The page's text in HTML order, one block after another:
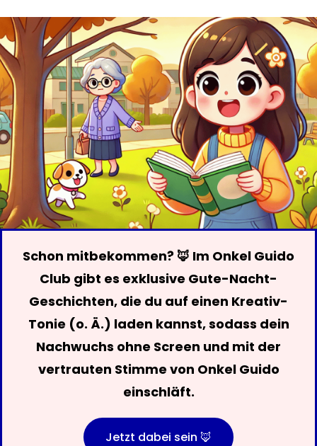
Schon mitbekommen? 🦊 Im Onkel Guido
Club gibt es exklusive Gute-Nacht-
Geschichten, die du auf einen Kreativ-
Tonie (o. Ä.) laden kannst, sodass dein
Nachwuchs ohne Screen und mit der
vertrauten Stimme von Onkel Guido
einschläft.
Jetzt dabei sein 🦊